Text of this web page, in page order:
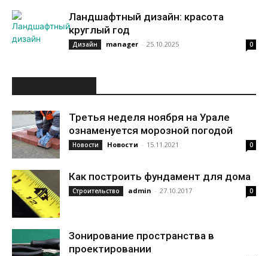
Ландшафтный дизайн: красота
круглый год
Дизайн manager - 25.10.2025 0
Третья неделя ноября на Урале
ознаменуется морозной погодой
Новости Новости - 15.11.2021 0
Как построить фундамент для дома
Строительство admin - 27.10.2017 0
Зонирование пространства в
проектировании